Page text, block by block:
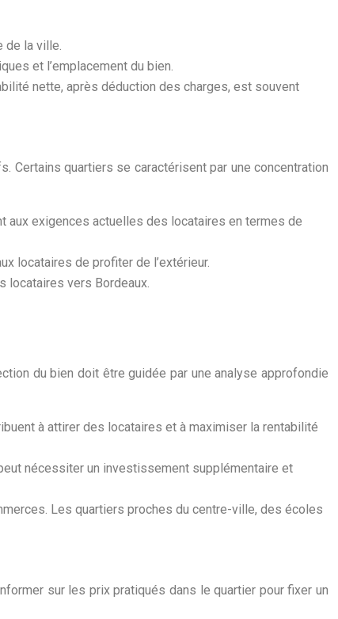
de la ville.
et l’emplacement du bien.
nette, après déduction des charges, est souvent
Certains quartiers se caractérisent par une concentration
aux exigences actuelles des locataires en termes de
locataires de profiter de l’extérieur.
locataires vers Bordeaux.
du bien doit être guidée par une analyse approfondie
à attirer des locataires et à maximiser la rentabilité
nécessiter un investissement supplémentaire et
Les quartiers proches du centre-ville, des écoles
sur les prix pratiqués dans le quartier pour fixer un